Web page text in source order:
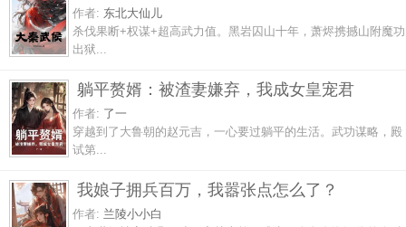
作者: 东北大仙儿
杀伐果断+权谋+超高武力值。黑岩囚山十年，萧烬携撼山附魔功
出狱...
躺平赘婿：被渣妻嫌弃，我成女皇宠君
作者: 了一
穿越到了大鲁朝的赵元吉，一心要过躺平的生活。武功谋略，殿
试第...
我娘子拥兵百万，我嚣张点怎么了？
作者: 兰陵小小白